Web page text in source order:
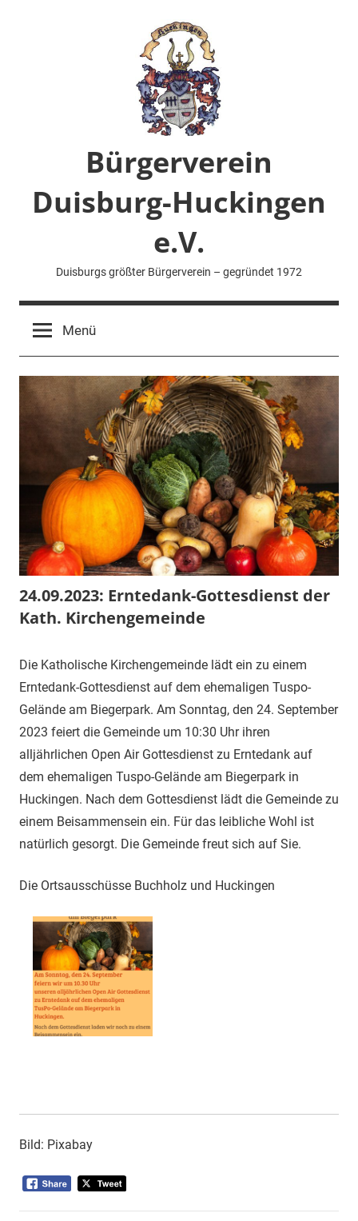
Bürgerverein
Duisburg-Huckingen
e.V.
Duisburgs größter Bürgerverein – gegründet 1972
Menü
24.09.2023: Erntedank-Gottesdienst der
Kath. Kirchengemeinde
3.
September
2023
1.
Vorsitzender
Mitteilung
Die Katholische Kirchengemeinde lädt ein zu einem
Erntedank-Gottesdienst auf dem ehemaligen Tuspo-
Gelände am Biegerpark. Am Sonntag, den 24. September
2023 feiert die Gemeinde um 10:30 Uhr ihren
alljährlichen Open Air Gottesdienst zu Erntedank auf
dem ehemaligen Tuspo-Gelände am Biegerpark in
Huckingen. Nach dem Gottesdienst lädt die Gemeinde zu
einem Beisammensein ein. Für das leibliche Wohl ist
natürlich gesorgt. Die Gemeinde freut sich auf Sie.
Die Ortsausschüsse Buchholz und Huckingen
Bild: Pixabay